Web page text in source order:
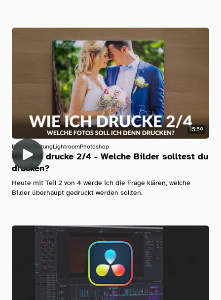
15:59
BildbearbeitungLightroomPhotoshop
Wie ich drucke 2/4 - Welche Bilder solltest du
drucken?
Heute mit Teil 2 von 4 werde ich die Frage klären, welche
Bilder überhaupt gedruckt werden sollten.